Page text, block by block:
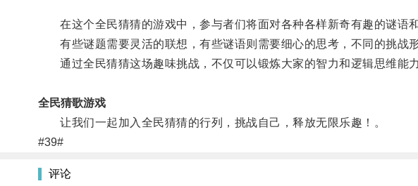
在这个全民猜猜的游戏中，参与者们将面对各种各样新奇有趣的谜语
有些谜题需要灵活的联想，有些谜语则需要细心的思考，不同的挑战形
通过全民猜猜这场趣味挑战，不仅可以锻炼大家的智力和逻辑思维能
全民猜歌游戏
让我们一起加入全民猜猜的行列，挑战自己，释放无限乐趣！。
#39#
评论